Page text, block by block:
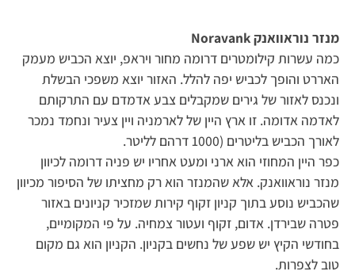
מנזר נוראוואנק Noravank
כמה עשרות קילומטרים דרומה מחור ויראפ, יוצא הכביש מעמק
האררט והופך לכביש יפה להלל. האזור יוצא משפכי הבשלת
ונכנס לאזור של גירים שמקבלים צבע אדמדם עם התרקותם
לאדמה אדומה. זו ארץ היין של לארמניה ויין צעיר ונחמד נמכר
לאורך הכביש בליטרים (1000 דרהם לליטר.
כפר היין המחוזי הוא ארני ומעט אחריו יש פניה דרומה לכיוון
מנזר נוראוואנק. אלא שהמנזר הוא רק מחציתו של הסיפור מכיוון
שהכביש נוסע בתוך קניון זקוף קירות שמזכיר קניונים באזור
פטרה שבירדן. אדום, זקוף ועטור צמחיה. על פי המקומיים,
בחודשי הקיץ יש שפע של נחשים בקניון. הקניון הוא גם מקום
טוב לצפרות.